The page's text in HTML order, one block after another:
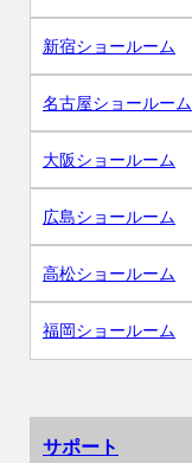
新宿ショールーム
名古屋ショールーム
大阪ショールーム
広島ショールーム
高松ショールーム
福岡ショールーム
サポート